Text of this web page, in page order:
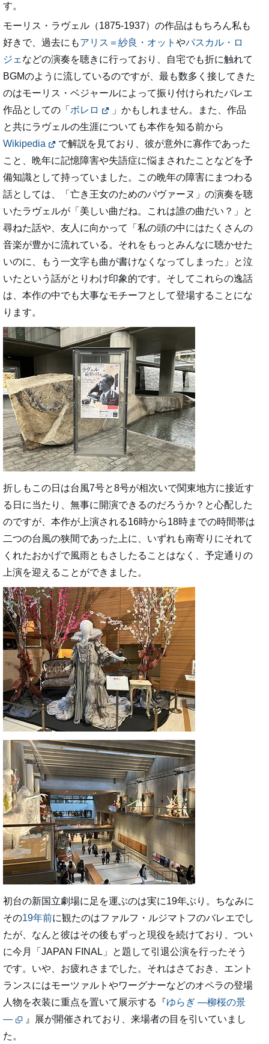
す。
モーリス・ラヴェル（1875-1937）の作品はもちろん私も
好きで、過去にもアリス＝紗良・オット やパスカル・ロ
ジェ などの演奏を聴きに行っており、自宅でも折に触れて
BGMのように流しているのですが、最も数多く接してきた
のはモーリス・ベジャールによって振り付けられたバレエ
作品としての「 ボレロ
」かもしれません。また、作品
と共にラヴェルの生涯についても本作を知る前から
Wikipedia
で解説を見ており、彼が意外に寡作であった
こと、晩年に記憶障害や失語症に悩まされたことなどを予
備知識として持っていました。この晩年の障害にまつわる
話としては、「亡き王女のためのパヴァーヌ」の演奏を聴
いたラヴェルが「美しい曲だね。これは誰の曲だい？」と
尋ねた話や、友人に向かって「私の頭の中にはたくさんの
音楽が豊かに流れている。それをもっとみんなに聴かせた
いのに、もう一文字も曲が書けなくなってしまった」と泣
いたという話がとりわけ印象的です。そしてこれらの逸話
は、本作の中でも大事なモチーフとして登場することにな
ります。
折しもこの日は台風7号と8号が相次いで関東地方に接近す
る日に当たり、無事に開演できるのだろうか？と心配した
のですが、本作が上演される16時から18時までの時間帯は
二つの台風の狭間であった上に、いずれも南寄りにそれて
くれたおかげで風雨ともさしたることはなく、予定通りの
上演を迎えることができました。
初台の新国立劇場に足を運ぶのは実に19年ぶり。ちなみに
その19年前に観たのはファルフ・ルジマトフのバレエでし
たが、なんと彼はその後もずっと現役を続けており、つい
に今月「JAPAN FINAL」と題して引退公演を行ったそう
です。いや、お疲れさまでした。それはさておき、エント
ランスにはモーツァルトやワーグナーなどのオペラの登場
人物を衣装に重点を置いて展示する『ゆらぎ ―柳桜の景
―
』展が開催されており、来場者の目を引いていまし
た。